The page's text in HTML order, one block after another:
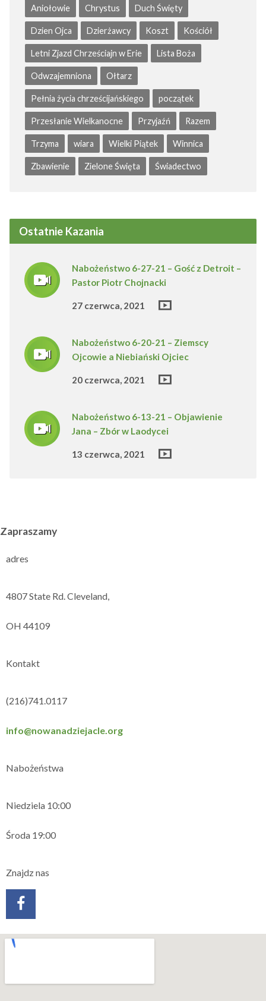
Aniołowie Chrystus Duch Święty
Dzien Ojca Dzierżawcy Koszt Kościół
Letni Zjazd Chrześciajn w Erie Lista Boża
Odwzajemniona Ołtarz
Pełnia życia chrześcijańskiego początek
Przesłanie Wielkanocne Przyjaźń Razem
Trzyma wiara Wielki Piątek Winnica
Zbawienie Zielone Święta Świadectwo
Ostatnie Kazania
Nabożeństwo 6-27-21 – Gość z Detroit –
Pastor Piotr Chojnacki
27 czerwca, 2021
Nabożeństwo 6-20-21 – Ziemscy
Ojcowie a Niebiański Ojciec
20 czerwca, 2021
Nabożeństwo 6-13-21 – Objawienie
Jana – Zbór w Laodycei
13 czerwca, 2021
Zapraszamy
adres
4807 State Rd. Cleveland,
OH 44109
Kontakt
(216)741.0117
info@nowanadziejacle.org
Nabożeństwa
Niedziela 10:00
Środa 19:00
Znajdz nas